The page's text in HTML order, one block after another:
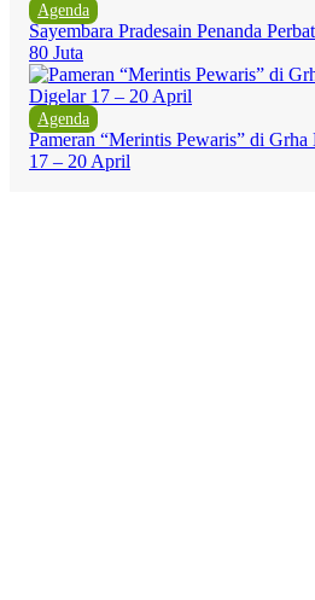
Agenda
Sayembara Pradesain Penanda
80 Juta
Agenda
Pameran “Merintis Pewaris” di
17 – 20 April